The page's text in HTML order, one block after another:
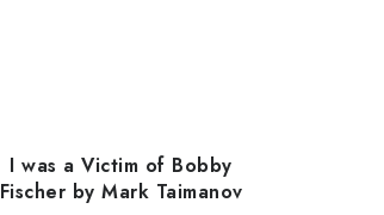
I was a Victim of Bobby
Fischer by Mark Taimanov